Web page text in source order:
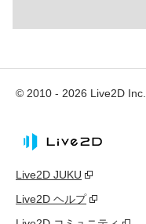
© 2010 - 2026 Live2D Inc.
Live2D JUKU
Live2D ヘルプ